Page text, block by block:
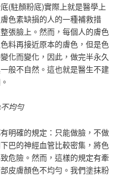
(駐顏粉底)實際上就是醫學上
色素缺損的人的一種補救措
張臉上。然而，每個人的膚色
料再接近原本的膚色，但是色
化而變化，因此，做完半永久
般不自然。這也就是醫生不建
均勻
明確的規定：只能做臉，不做
巴的神經血管比較密集，將色
危險。然而，這樣的規定有牽
皮膚顏色不均勻。我們塗抹粉